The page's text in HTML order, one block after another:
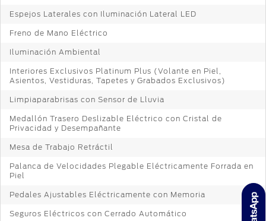
Espejos Laterales con Iluminación Lateral LED
Freno de Mano Eléctrico
Iluminación Ambiental
Interiores Exclusivos Platinum Plus (Volante en Piel,
Asientos, Vestiduras, Tapetes y Grabados Exclusivos)
Limpiaparabrisas con Sensor de Lluvia
Medallón Trasero Deslizable Eléctrico con Cristal de
Privacidad y Desempañante
Mesa de Trabajo Retráctil
Palanca de Velocidades Plegable Eléctricamente Forrada en
Piel
Pedales Ajustables Eléctricamente con Memoria
Seguros Eléctricos con Cerrado Automático